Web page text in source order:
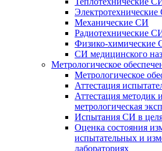
Механические СИ
Радиотехнические
Физико-химические
СИ медицинского
Метрологическое
Метрологическое
Аттестация
Аттестация методик
метрологическая
Испытания СИ в
Оценка состояния
испытательных и
лабораториях